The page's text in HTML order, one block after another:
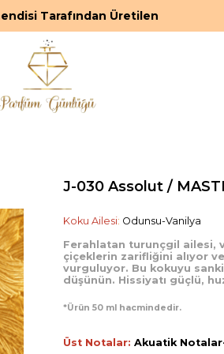
Tarafından Üretilen
J-030 Assolut /
Koku Ailesi: Odunsu-Vanilya
Ferahlatan turunçgil ailesi,
çiçeklerin zarifliğini alıyor
vurguluyor. Bu kokuyu
düşünün. Hissiyatı güçlü,
*Ürün 50 ml hacmindedir.
Üst Notalar: Akuatik